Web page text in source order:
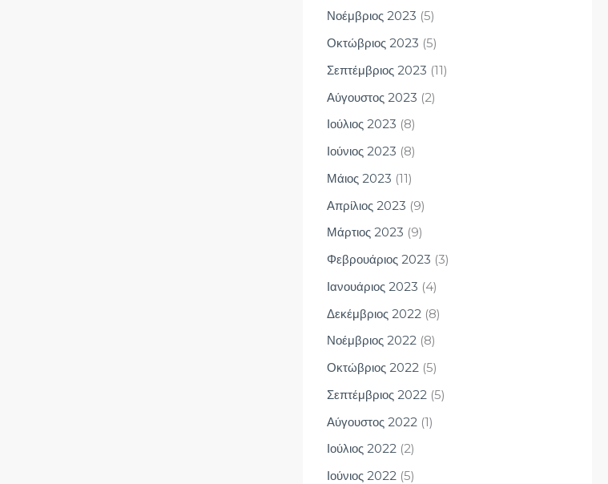
Νοέμβριος 2023 (5)
Οκτώβριος 2023 (5)
Σεπτέμβριος 2023 (11)
Αύγουστος 2023 (2)
Ιούλιος 2023 (8)
Ιούνιος 2023 (8)
Μάιος 2023 (11)
Απρίλιος 2023 (9)
Μάρτιος 2023 (9)
Φεβρουάριος 2023 (3)
Ιανουάριος 2023 (4)
Δεκέμβριος 2022 (8)
Νοέμβριος 2022(8)
Οκτώβριος 2022(5)
Σεπτέμβριος 2022 (5)
Αύγουστος 2022 (1)
Ιούλιος 2022(2)
Ιούνιος 2022(5)